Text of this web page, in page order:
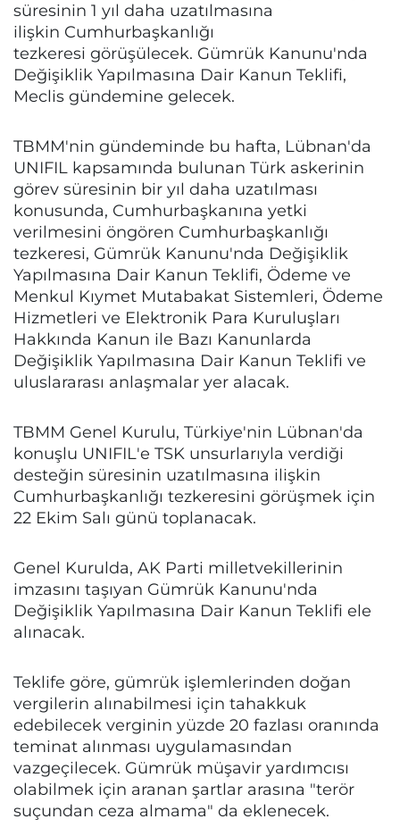
süresinin 1 yıl daha uzatılmasına
ilişkin Cumhurbaşkanlığı
tezkeresi görüşülecek. Gümrük Kanunu'nda
Değişiklik Yapılmasına Dair Kanun Teklifi,
Meclis gündemine gelecek.
TBMM'nin gündeminde bu hafta, Lübnan'da
UNIFIL kapsamında bulunan Türk askerinin
görev süresinin bir yıl daha uzatılması
konusunda, Cumhurbaşkanına yetki
verilmesini öngören Cumhurbaşkanlığı
tezkeresi, Gümrük Kanunu'nda Değişiklik
Yapılmasına Dair Kanun Teklifi, Ödeme ve
Menkul Kıymet Mutabakat Sistemleri, Ödeme
Hizmetleri ve Elektronik Para Kuruluşları
Hakkında Kanun ile Bazı Kanunlarda
Değişiklik Yapılmasına Dair Kanun Teklifi ve
uluslararası anlaşmalar yer alacak.
TBMM Genel Kurulu, Türkiye'nin Lübnan'da
konuşlu UNIFIL'e TSK unsurlarıyla verdiği
desteğin süresinin uzatılmasına ilişkin
Cumhurbaşkanlığı tezkeresini görüşmek için
22 Ekim Salı günü toplanacak.
Genel Kurulda, AK Parti milletvekillerinin
imzasını taşıyan Gümrük Kanunu'nda
Değişiklik Yapılmasına Dair Kanun Teklifi ele
alınacak.
Teklife göre, gümrük işlemlerinden doğan
vergilerin alınabilmesi için tahakkuk
edebilecek verginin yüzde 20 fazlası oranında
teminat alınması uygulamasından
vazgeçilecek. Gümrük müşavir yardımcısı
olabilmek için aranan şartlar arasına "terör
suçundan ceza almama" da eklenecek.